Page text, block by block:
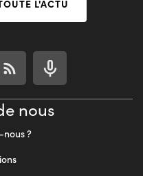
L'ACTU
nous
nous ?